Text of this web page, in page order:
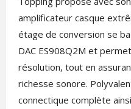
amplificateur casque
étage de conversion se
DAC ES908Q2M et
résolution, tout en
richesse sonore.
connectique complète